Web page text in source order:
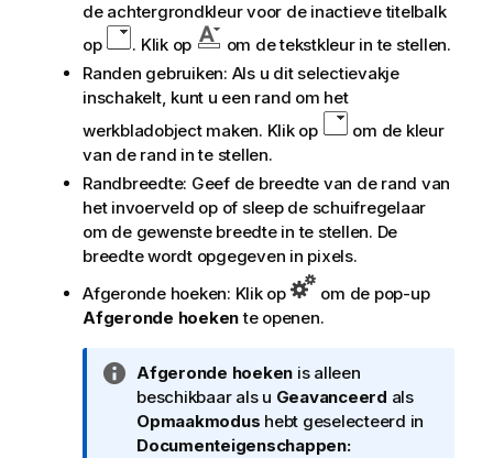
de achtergrondkleur voor de inactieve titelbalk
op
. Klik op
om de tekstkleur in te stellen.
Randen gebruiken: Als u dit selectievakje
inschakelt, kunt u een rand om het
werkbladobject maken. Klik op
om de kleur
van de rand in te stellen.
Randbreedte: Geef de breedte van de rand van
het invoerveld op of sleep de schuifregelaar
om de gewenste breedte in te stellen. De
breedte wordt opgegeven in pixels.
Afgeronde hoeken: Klik op
om de pop-up
Afgeronde hoekente openen.
I
n
f
o
Afgeronde hoeken is alleen
beschikbaar als u Geavanceerd als
Opmaakmodus hebt geselecteerd in
Documenteigenschappen: